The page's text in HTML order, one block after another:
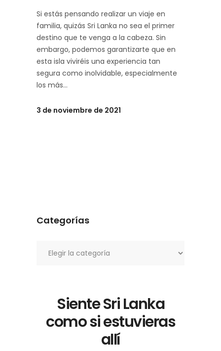
Si estás pensando realizar un viaje en
familia, quizás Sri Lanka no sea el primer
destino que te venga a la cabeza. Sin
embargo, podemos garantizarte que en
esta isla viviréis una experiencia tan
segura como inolvidable, especialmente
los más
3 de noviembre de 2021
Categorías
Siente Sri Lanka
como si estuvieras
allí